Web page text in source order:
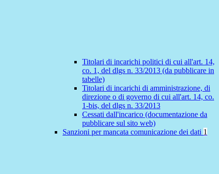
Titolari di incarichi politici di cui all'art. 14,
co. 1, del dlgs n. 33/2013 (da pubblicare in
tabelle)
Titolari di incarichi di amministrazione, di
direzione o di governo di cui all'art. 14, co.
1-bis, del dlgs n. 33/2013
Cessati dall'incarico (documentazione da
pubblicare sul sito web)
Sanzioni per mancata comunicazione dei dati 1